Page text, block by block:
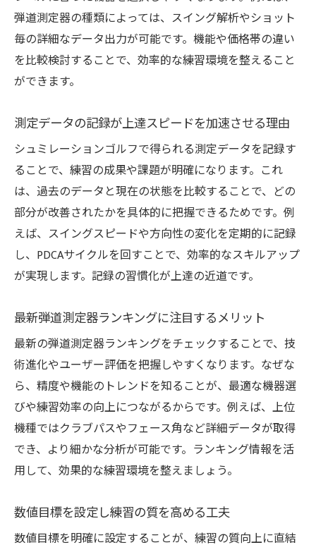
弾道測定器の種類によっては、スイング解析やショット
毎の詳細なデータ出力が可能です。機能や価格帯の違い
を比較検討することで、効率的な練習環境を整えること
ができます。
測定データの記録が上達スピードを加速させる理由
シュミレーションゴルフで得られる測定データを記録す
ることで、練習の成果や課題が明確になります。これ
は、過去のデータと現在の状態を比較することで、どの
部分が改善されたかを具体的に把握できるためです。例
えば、スイングスピードや方向性の変化を定期的に記録
し、PDCAサイクルを回すことで、効率的なスキルアップ
が実現します。記録の習慣化が上達の近道です。
最新弾道測定器ランキングに注目するメリット
最新の弾道測定器ランキングをチェックすることで、技
術進化やユーザー評価を把握しやすくなります。なぜな
ら、精度や機能のトレンドを知ることが、最適な機器選
びや練習効率の向上につながるからです。例えば、上位
機種ではクラブパスやフェース角など詳細データが取得
でき、より細かな分析が可能です。ランキング情報を活
用して、効果的な練習環境を整えましょう。
数値目標を設定し練習の質を高める工夫
数値目標を明確に設定することが、練習の質向上に直結